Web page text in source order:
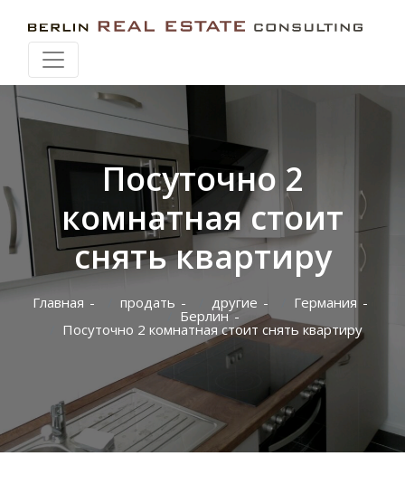
Посуточно 2
комнатная стоит
снять квартиру
Главная продать другие Германия
Берлин
Посуточно 2 комнатная стоит снять квартиру
Искать при перемещении карты